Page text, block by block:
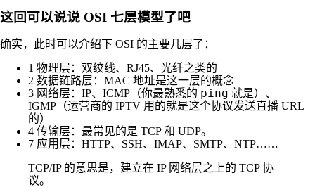
这回可以说说 OSI 七层模型了吧
确实，此时可以介绍下 OSI 的主要几层了：
1 物理层：双绞线、RJ45、光纤之类的
2 数据链路层：MAC 地址是这一层的概念
3 网络层：IP、ICMP（你最熟悉的 ping 就是）、
IGMP（运营商的 IPTV 用的就是这个协议发送直播 URL
的）
4 传输层：最常见的是 TCP 和 UDP。
7 应用层：HTTP、SSH、IMAP、SMTP、NTP……
TCP/IP 的意思是，建立在 IP 网络层之上的 TCP 协
议。